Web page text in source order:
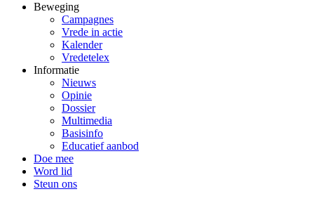
Beweging
Campagnes
Vrede in actie
Kalender
Vredetelex
Informatie
Nieuws
Opinie
Dossier
Multimedia
Basisinfo
Educatief aanbod
Doe mee
Word lid
Steun ons